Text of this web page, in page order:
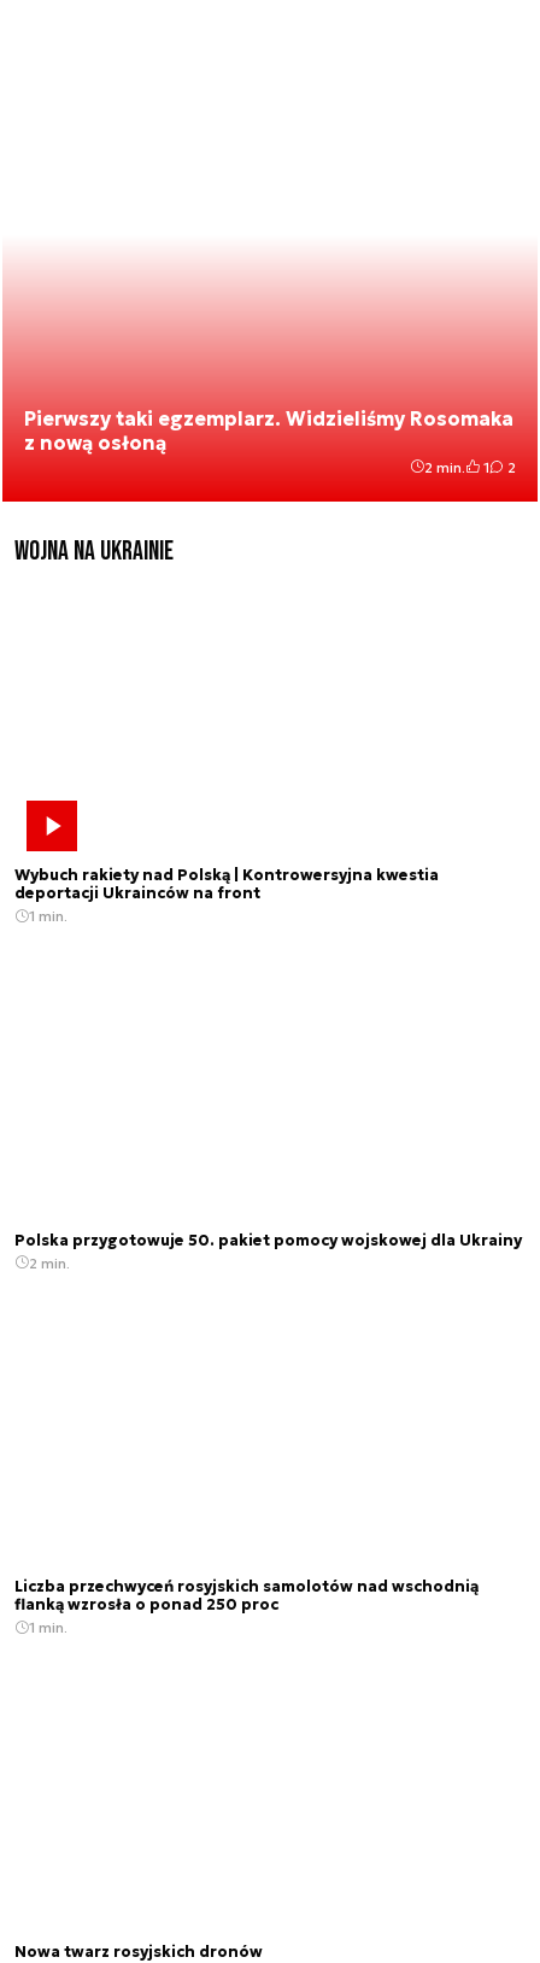
Pierwszy taki egzemplarz. Widzieliśmy Rosomaka
z nową osłoną
2 min. 1 2
Wojna na Ukrainie
Wybuch rakiety nad Polską | Kontrowersyjna kwestia
deportacji Ukrainców na front
1 min.
Polska przygotowuje 50. pakiet pomocy wojskowej dla Ukrainy
2 min.
Liczba przechwyceń rosyjskich samolotów nad wschodnią
flanką wzrosła o ponad 250 proc
1 min.
Nowa twarz rosyjskich dronów